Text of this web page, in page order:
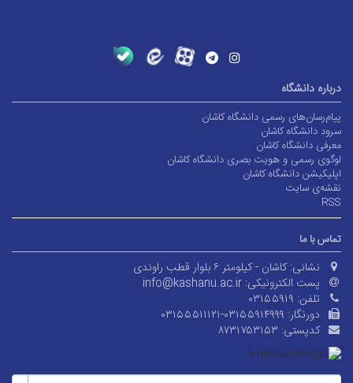
درباره دانشگاه
پیام‌رسان‌های رسمی دانشگاه کاشان
سرود دانشگاه کاشان
معرفی دانشگاه کاشان
لوگوی رسمی و هویت بصری دانشگاه کاشان
اپلیکیشن دانشگاه کاشان
نقشه‌ی سایت
RSS
تماس با ما
نشانی: کاشان - کیلومتر ۶ بلوار قطب راوندی
پست الکترونیکی: info@kashanu.ac.ir
تلفن: ۰۳۱۵۵۹۱۹
دورنگار: ۰۳۱۵۵۵۱۱۱۲۱-۰۳۱۵۵۹۱۴۹۹۹
کدپستی: ۸۷۳۱۷۵۳۱۵۳